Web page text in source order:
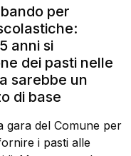
per
anni si
dei pasti nelle
sarebbe un
di base
gara del Comune per
i pasti alle